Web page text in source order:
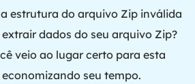
estrutura do arquivo Zip inválida
dados do seu arquivo Zip?
veio ao lugar certo para esta
seu tempo.